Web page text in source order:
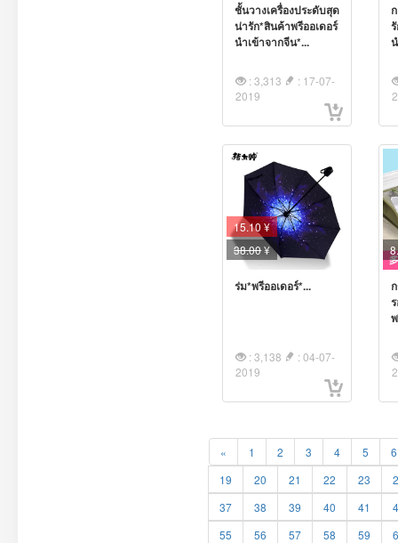
ชั้นวางเครื่องประดับสุด
น่ารัก*สินค้าพรีออเดอร์
นำเข้าจากจีน*...
: 3,313
: 17-07-
2019
15.10 ¥
38.00¥
ร่ม*พรีออเดอร์*...
: 3,138
: 04-07-
2019
« 1 2 3 4 5
6
19
20 21 22 23
37
38 39 40 41
55
56 57 58 59